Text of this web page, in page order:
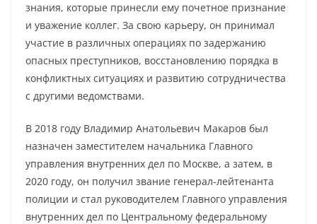
знания, которые принесли ему почетное признание
и уважение коллег. За свою карьеру, он принимал
участие в различных операциях по задержанию
опасных преступников, восстановлению порядка в
конфликтных ситуациях и развитию сотрудничества
с другими ведомствами.
В 2018 году Владимир Анатольевич Макаров был
назначен заместителем начальника Главного
управления внутренних дел по Москве, а затем, в
2020 году, он получил звание генерал-лейтенанта
полиции и стал руководителем Главного управления
внутренних дел по Центральному федеральному